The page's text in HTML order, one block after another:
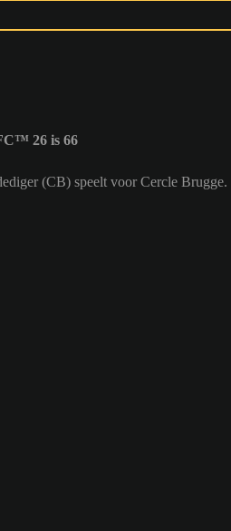
26 is 66
(CB) speelt voor Cercle